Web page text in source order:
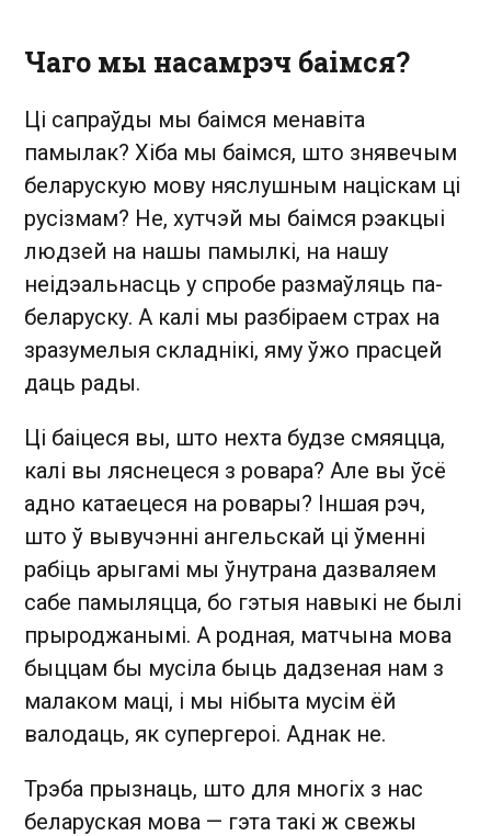
Чаго мы насамрэч баімся?
Ці сапраўды мы баімся менавіта
памылак? Хіба мы баімся, што знявечым
беларускую мову няслушным націскам ці
русізмам? Не, хутчэй мы баімся рэакцыі
людзей на нашы памылкі, на нашу
неідэальнасць у спробе размаўляць па-
беларуску. А калі мы разбіраем страх на
зразумелыя складнікі, яму ўжо прасцей
даць рады.
Ці баіцеся вы, што нехта будзе смяяцца,
калі вы ляснецеся з ровара? Але вы ўсё
адно катаецеся на ровары? Іншая рэч,
што ў вывучэнні ангельскай ці ўменні
рабіць арыгамі мы ўнутрана дазваляем
сабе памыляцца, бо гэтыя навыкі не былі
прыроджанымі. А родная, матчына мова
быццам бы мусіла быць дадзеная нам з
малаком маці, і мы нібыта мусім ёй
валодаць, як супергероі. Аднак не.
Трэба прызнаць, што для многіх з нас
беларуская мова — гэта такі ж свежы